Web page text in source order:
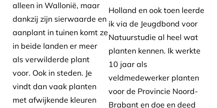
alleen in Wallonië, maar
dankzij zijn sierwaarde en
aanplant in tuinen komt ze
in beide landen er meer
als verwilderde plant
voor. Ook in steden. Je
vindt dan vaak planten
met afwijkende kleuren
Holland en ook toen leerde
ik via de Jeugdbond voor
Natuurstudie al heel wat
planten kennen. Ik werkte
10 jaar als
veldmedewerker planten
voor de Provincie Noord-
Brabant en doe en deed